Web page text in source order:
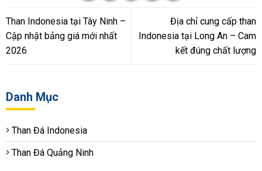
Danh Mục
Than Đá Indonesia
Than Đá Quảng Ninh
Than Indonesia tại Tây Ninh –
Cập nhật bảng giá mới nhất
2026
Địa chỉ cung cấp than
Indonesia tại Long An – Cam
kết đúng chất lượng